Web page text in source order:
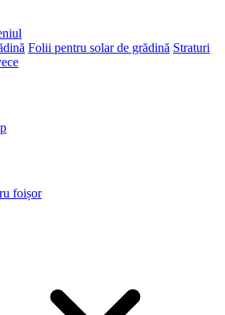
Folii pentru solar de grădină Straturi
foișor